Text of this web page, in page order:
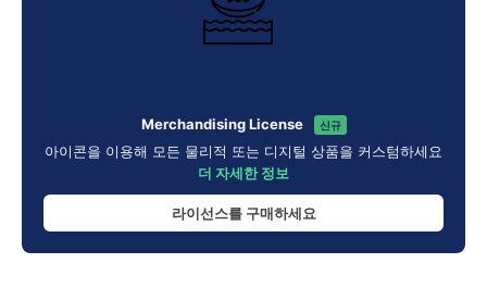
Merchandising License 신규
아이콘을 이용해 모든 물리적 또는 디지털 상품을 커스텀하세요
더 자세한 정보
라이선스를 구매하세요